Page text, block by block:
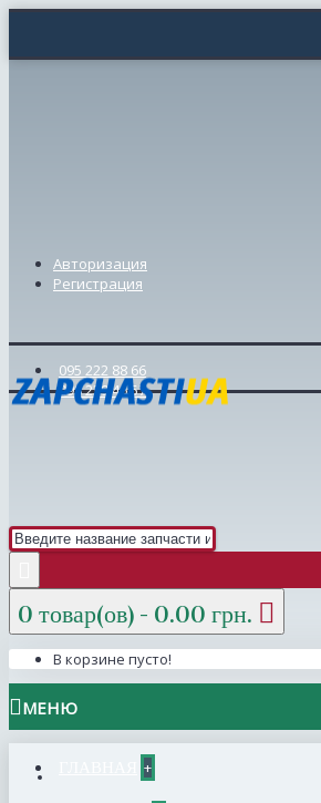
Авторизация
Регистрация
095 222 88 66
098 239 46 57
0 товар(ов) - 0.00 грн.
В корзине пусто!
МЕНЮ
+